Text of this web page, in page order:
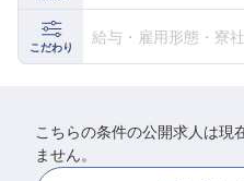
ホテル・宿泊業界情報コラ
こだわり
給与・雇用形態・寮
こちらの条件の公開求人は現
ません。